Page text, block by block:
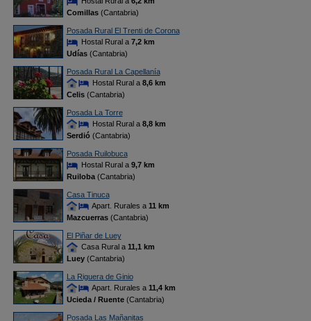
Comillas(Cantabria)
Posada Rural El Trenti de Corona
Hostal Rural a 7,2 km
Udías(Cantabria)
Posada Rural La Capellanía
Hostal Rural a 8,6 km
Celis(Cantabria)
Posada La Torre
Hostal Rural a 8,8 km
Serdió(Cantabria)
Posada Ruilobuca
Hostal Rural a 9,7 km
Ruiloba(Cantabria)
Casa Tinuca
Apart. Rurales a 11 km
Mazcuerras(Cantabria)
El Piñar de Luey
Casa Rural a 11,1 km
Luey(Cantabria)
La Riguera de Ginio
Apart. Rurales a 11,4 km
Ucieda / Ruente(Cantabria)
Posada Las Mañanitas